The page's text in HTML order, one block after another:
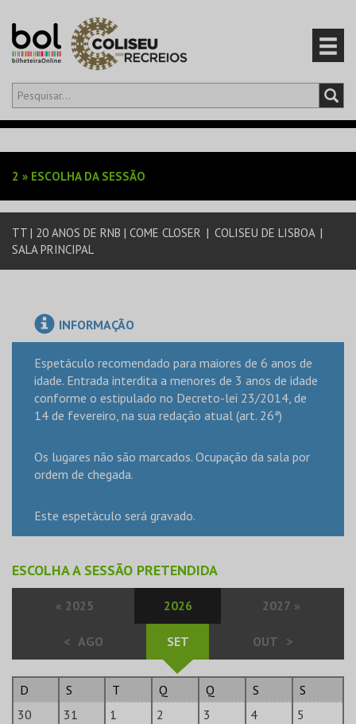
Olá,iniciar sessão
EVENTOS
CARTÕES
2 » ESCOLHA DA SESSÃO
TT | 20 ANOS DE RNB | COME CLOSER | COLISEU DE LISBOA |
SALA PRINCIPAL
INFORMAÇÃO
Espetáculo recomendado para maiores de 6 anos de
idade. Entrada interdita a menores de 3 anos de idade
conforme o estipulado no Decreto-lei 23/2014, de
14 de fevereiro, na sua redação atual (art. 26ª)
Os lugares não são marcados. Ocupação da sala por
ordem de chegada.
Este espetáculo será gravado.
ESCOLHA A SESSÃO PRETENDIDA
« 2025 2026 2027 »
< AGO SET OUT >
D S T Q Q S
S
30
31 1 2 3 4 5